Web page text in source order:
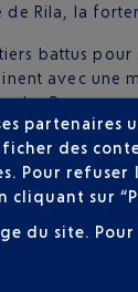
Rila, la
battus
avec une
des Roses
les palaces
des
Pour refuser
cliquant sur
du site.